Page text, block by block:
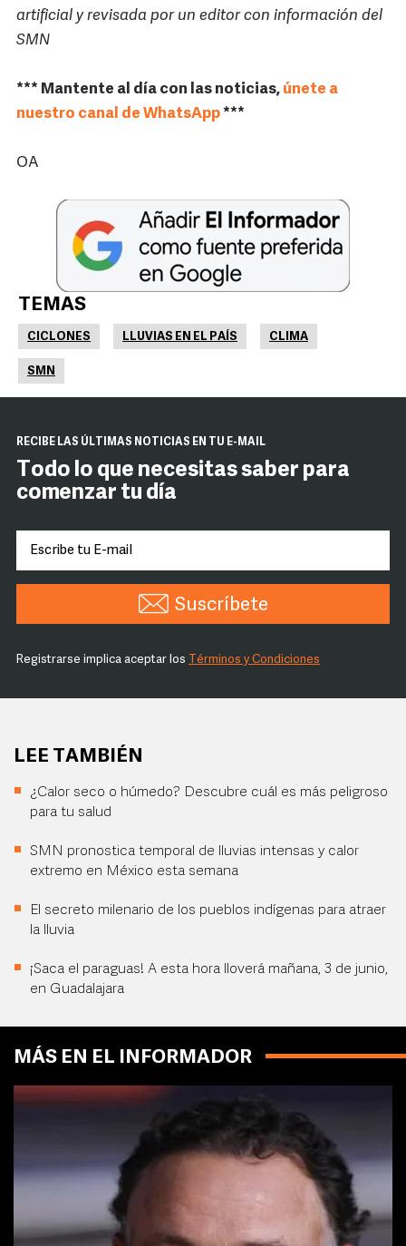
artificial y revisada por un editor con información del
SMN
*** Mantente al día con las noticias, únete a
nuestro canal de WhatsApp***
OA
TEMAS
CICLONES LLUVIAS EN EL PAÍS CLIMA
SMN
RECIBE LAS ÚLTIMAS NOTICIAS EN TU E-MAIL
Todo lo que necesitas saber para
comenzar tu día
Suscríbete
Registrarse implica aceptar los Términos y Condiciones
LEE TAMBIÉN
¿Calor seco o húmedo? Descubre cuál es más peligroso
para tu salud
SMN pronostica temporal de lluvias intensas y calor
extremo en México esta semana
El secreto milenario de los pueblos indígenas para atraer
la lluvia
¡Saca el paraguas! A esta hora lloverá mañana, 3 de junio,
en Guadalajara
MÁS EN EL INFORMADOR